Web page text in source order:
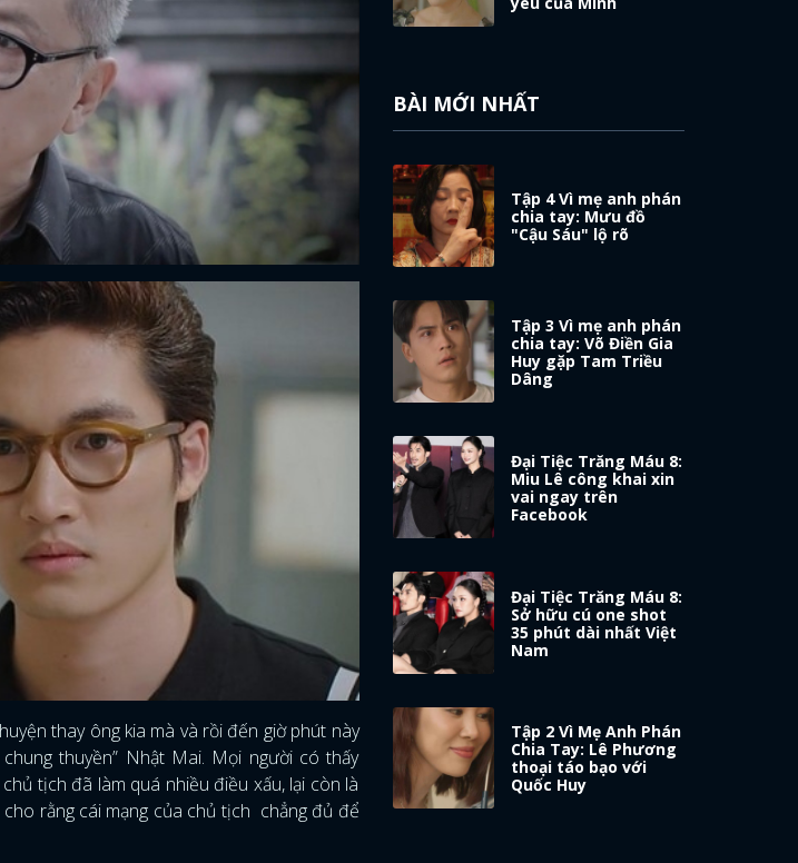
thay ông kia mà và rồi đến giờ phút này
thuyền” Nhật Mai. Mọi người có thấy
tịch đã làm quá nhiều điều xấu, lại còn là
rằng cái mạng của chủ tịch chẳng đủ để
BÀI MỚI NHẤT
Tập 4 Vì mẹ anh phán
chia tay: Mưu đồ
"Cậu Sáu" lộ rõ
Tập 3 Vì mẹ anh phán
chia tay: Võ Điền Gia
Huy gặp Tam Triều
Dâng
Đại Tiệc Trăng Máu 8:
Miu Lê công khai xin
vai ngay trên
Facebook
Đại Tiệc Trăng Máu 8:
Sở hữu cú one shot
35 phút dài nhất Việt
Nam
Tập 2 Vì Mẹ Anh Phán
Chia Tay: Lê Phương
thoại táo bạo với
Quốc Huy